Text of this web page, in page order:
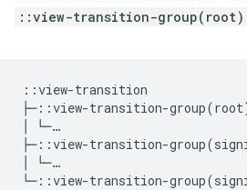
::view-transition-group(root)
::view-transition
├─::view-transition-
│ └─…
├─::view-transition-
│ └─…
└─::view-transition-